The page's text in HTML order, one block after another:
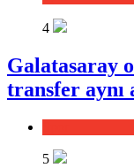
4
Galatasaray
transfer aynı
5